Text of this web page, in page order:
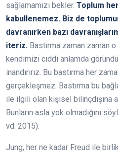
sağlamamızı bekler. Toplum
kabullenemez. Biz de
davranırken bazı
iteriz. Bastırma zaman zaman
kendimizi ciddi anlamda
inandırırız. Bu bastırma her
gerçekleşmez. Bastırma bu
ile ilgili olan kişisel bilinçdışına
Bunların asla yok olmadığını
vd. 2015).
Jung, her ne kadar Freud ile